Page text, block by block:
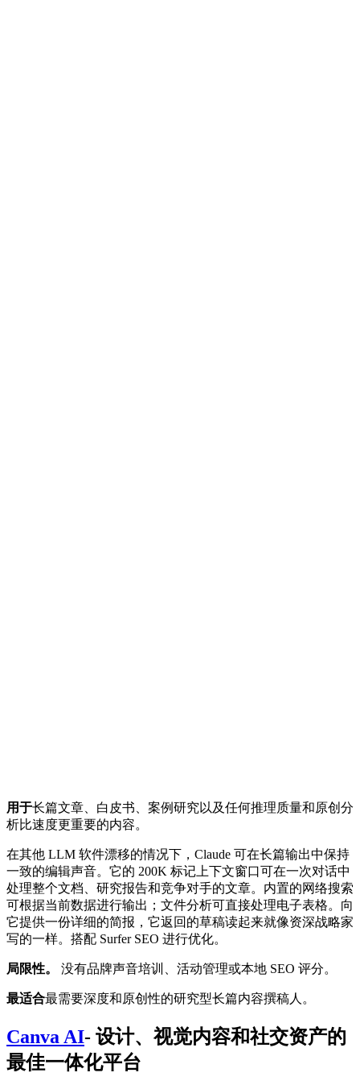
用于长篇文章、白皮书、案例研究以及任何推理质量和原创分
析比速度更重要的内容。
在其他 LLM 软件漂移的情况下，Claude 可在长篇输出中保持
一致的编辑声音。它的 200K 标记上下文窗口可在一次对话中
处理整个文档、研究报告和竞争对手的文章。内置的网络搜索
可根据当前数据进行输出；文件分析可直接处理电子表格。向
它提供一份详细的简报，它返回的草稿读起来就像资深战略家
写的一样。搭配 Surfer SEO 进行优化。
局限性。 没有品牌声音培训、活动管理或本地 SEO 评分。
最适合最需要深度和原创性的研究型长篇内容撰稿人。
Canva AI- 设计、视觉内容和社交资产的
最佳一体化平台